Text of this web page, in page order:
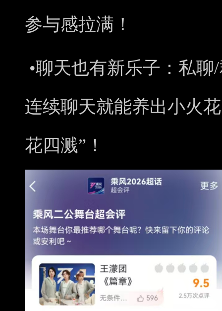
参与感拉满！
•聊天也有新乐子： 私聊
连续聊天就能养出小火
花四溅”！